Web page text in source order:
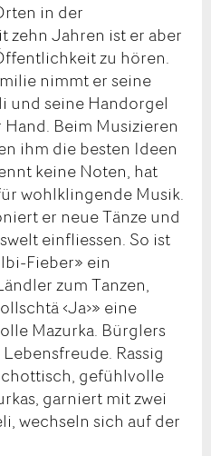
in der
zehn Jahren ist er aber
zu hören.
nimmt er seine
und seine Handorgel
Beim Musizieren
ihm die besten Ideen
keine Noten, hat
wohlklingende Musik.
er neue Tänze und
einfliessen. So ist
Fieber» ein
zum Tanzen,
‹Ja›» eine
Mazurka. Bürglers
Rassig
gefühlvolle
garniert mit zwei
wechseln sich auf der